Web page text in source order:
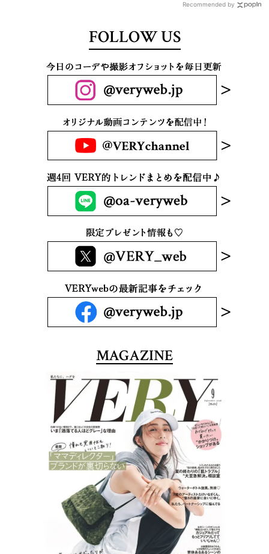
Recommended by
FOLLOW US
MAGAZINE